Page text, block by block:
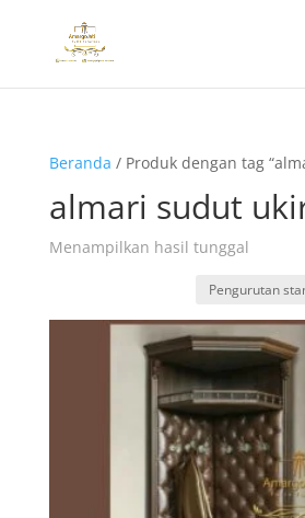
Beranda / Produk dengan tag
almari sudut
Menampilkan hasil tunggal